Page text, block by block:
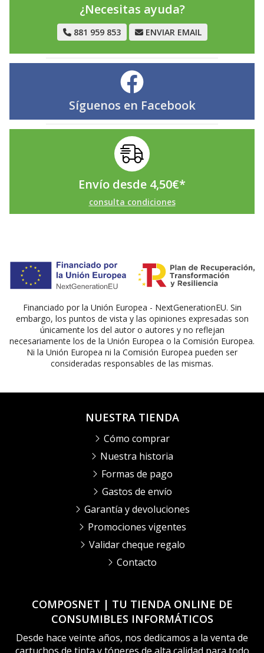
¿Necesitas ayuda?
881 959 853 ENVIAR EMAIL
Síguenos en Facebook
Envío desde 4,50€*
consulta condiciones
Financiado por la Unión Europea - NextGenerationEU. Sin
embargo, los puntos de vista y las opiniones expresadas son
únicamente los del autor o autores y no reflejan
necesariamente los de la Unión Europea o la Comisión Europea.
Ni la Unión Europea ni la Comisión Europea pueden ser
consideradas responsables de las mismas.
COMPOSNET | TU TIENDA ONLINE DE
CONSUMIBLES INFORMÁTICOS
Desde hace veinte años, nos dedicamos a la venta de
NUESTRA TIENDA
Cómo comprar
Nuestra historia
Formas de pago
Gastos de envío
Garantía y devoluciones
Promociones vigentes
Validar cheque regalo
Contacto